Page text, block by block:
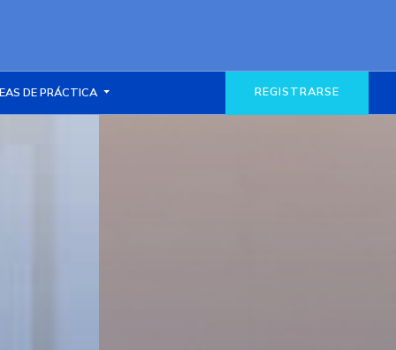
DE PRÁCTICA REGISTRARSE